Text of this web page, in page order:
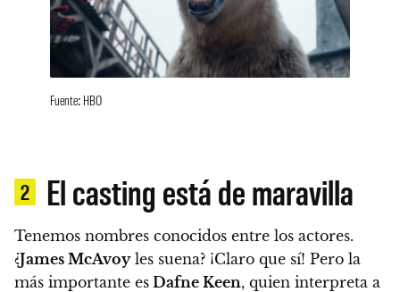
Fuente: HBO
2 El casting está de maravilla
Tenemos nombres conocidos entre los actores.
¿James McAvoyles suena? ¡Claro que sí! Pero la
más importante es Dafne Keen, quien interpreta a